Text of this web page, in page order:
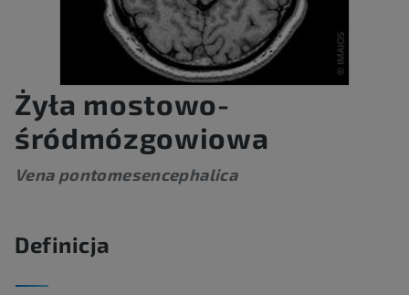
Żyła mostowo-
śródmózgowiowa
Vena pontomesencephalica
Definicja